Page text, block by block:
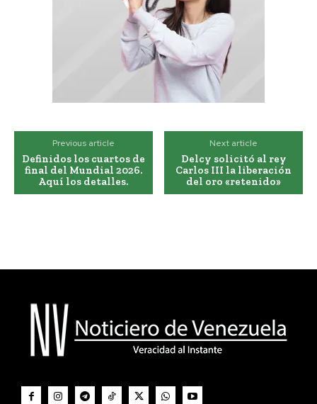
Previous article
Definidos los cuartos de
final del Mundial 2026.
Aquí los detalles.
Next article
Delcy solicitó al rey
Carlos III la liberación
del oro «retenido»